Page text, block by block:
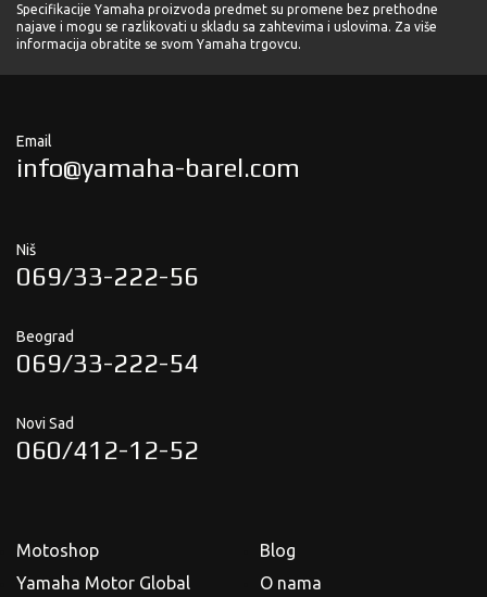
Specifikacije Yamaha proizvoda predmet su promene bez prethodne
najave i mogu se razlikovati u skladu sa zahtevima i uslovima. Za više
informacija obratite se svom Yamaha trgovcu.
Email
info@yamaha-barel.com
Niš
069/33-222-56
Beograd
069/33-222-54
Novi Sad
060/412-12-52
Motoshop
Yamaha Motor Global
Blog
O nama